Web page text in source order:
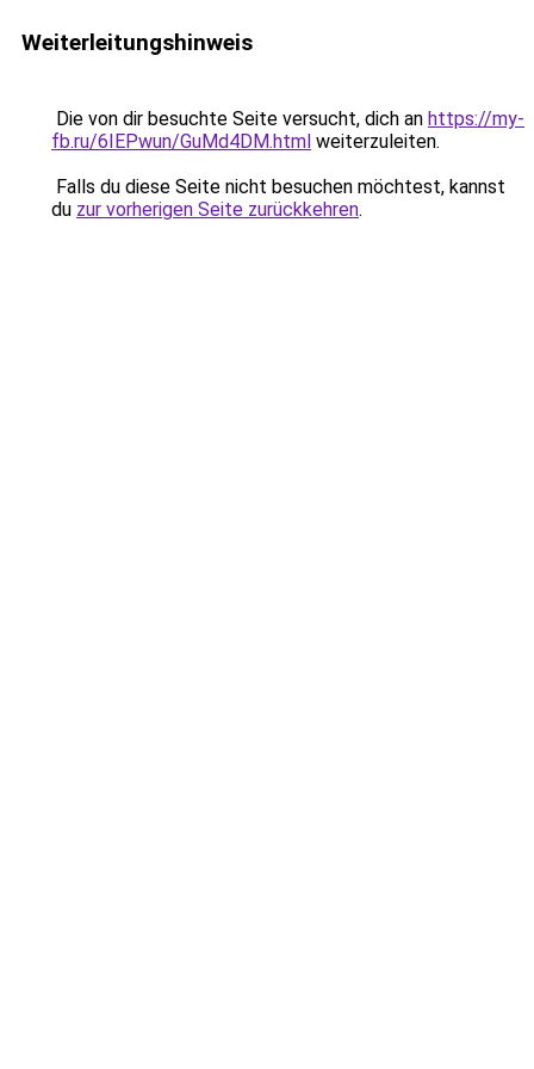
Weiterleitungshinweis
Die von dir besuchte Seite versucht, dich an https://my-
fb.ru/6IEPwun/GuMd4DM.html weiterzuleiten.
Falls du diese Seite nicht besuchen möchtest, kannst
du zur vorherigen Seite zurückkehren.